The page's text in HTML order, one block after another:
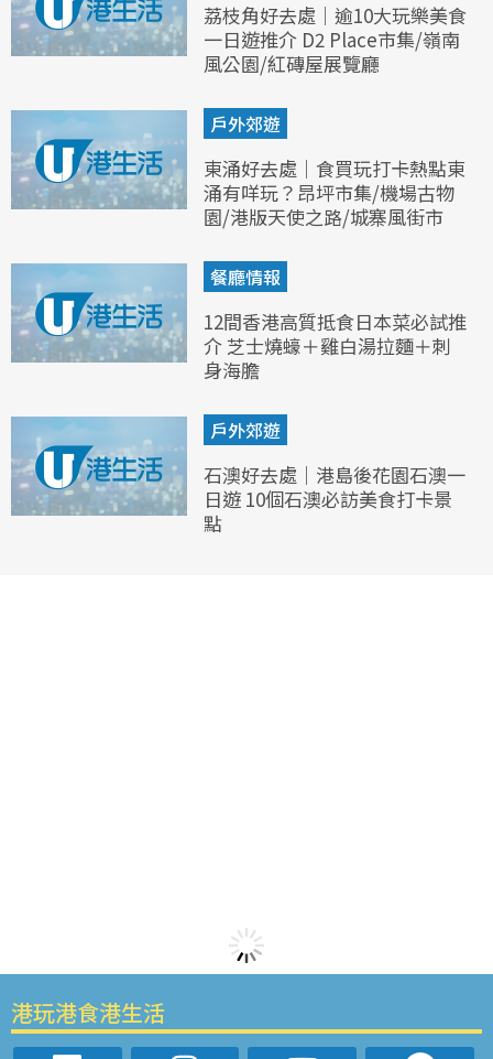
荔枝角好去處｜逾10大玩樂美食
一日遊推介 D2 Place市集/嶺南
風公園/紅磚屋展覽廳
戶外郊遊
東涌好去處｜食買玩打卡熱點東
涌有咩玩？昂坪市集/機場古物
園/港版天使之路/城寨風街市
餐廳情報
12間香港高質抵食日本菜必試推
介 芝士燒蠔＋雞白湯拉麵＋刺
身海膽
戶外郊遊
石澳好去處｜港島後花園石澳一
日遊 10個石澳必訪美食打卡景
點
港玩港食港生活